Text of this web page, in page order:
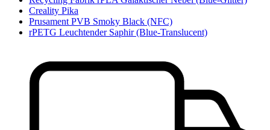
Creality Pika
Prusament PVB Smoky Black (NFC)
rPETG Leuchtender Saphir (Blue-Translucent)